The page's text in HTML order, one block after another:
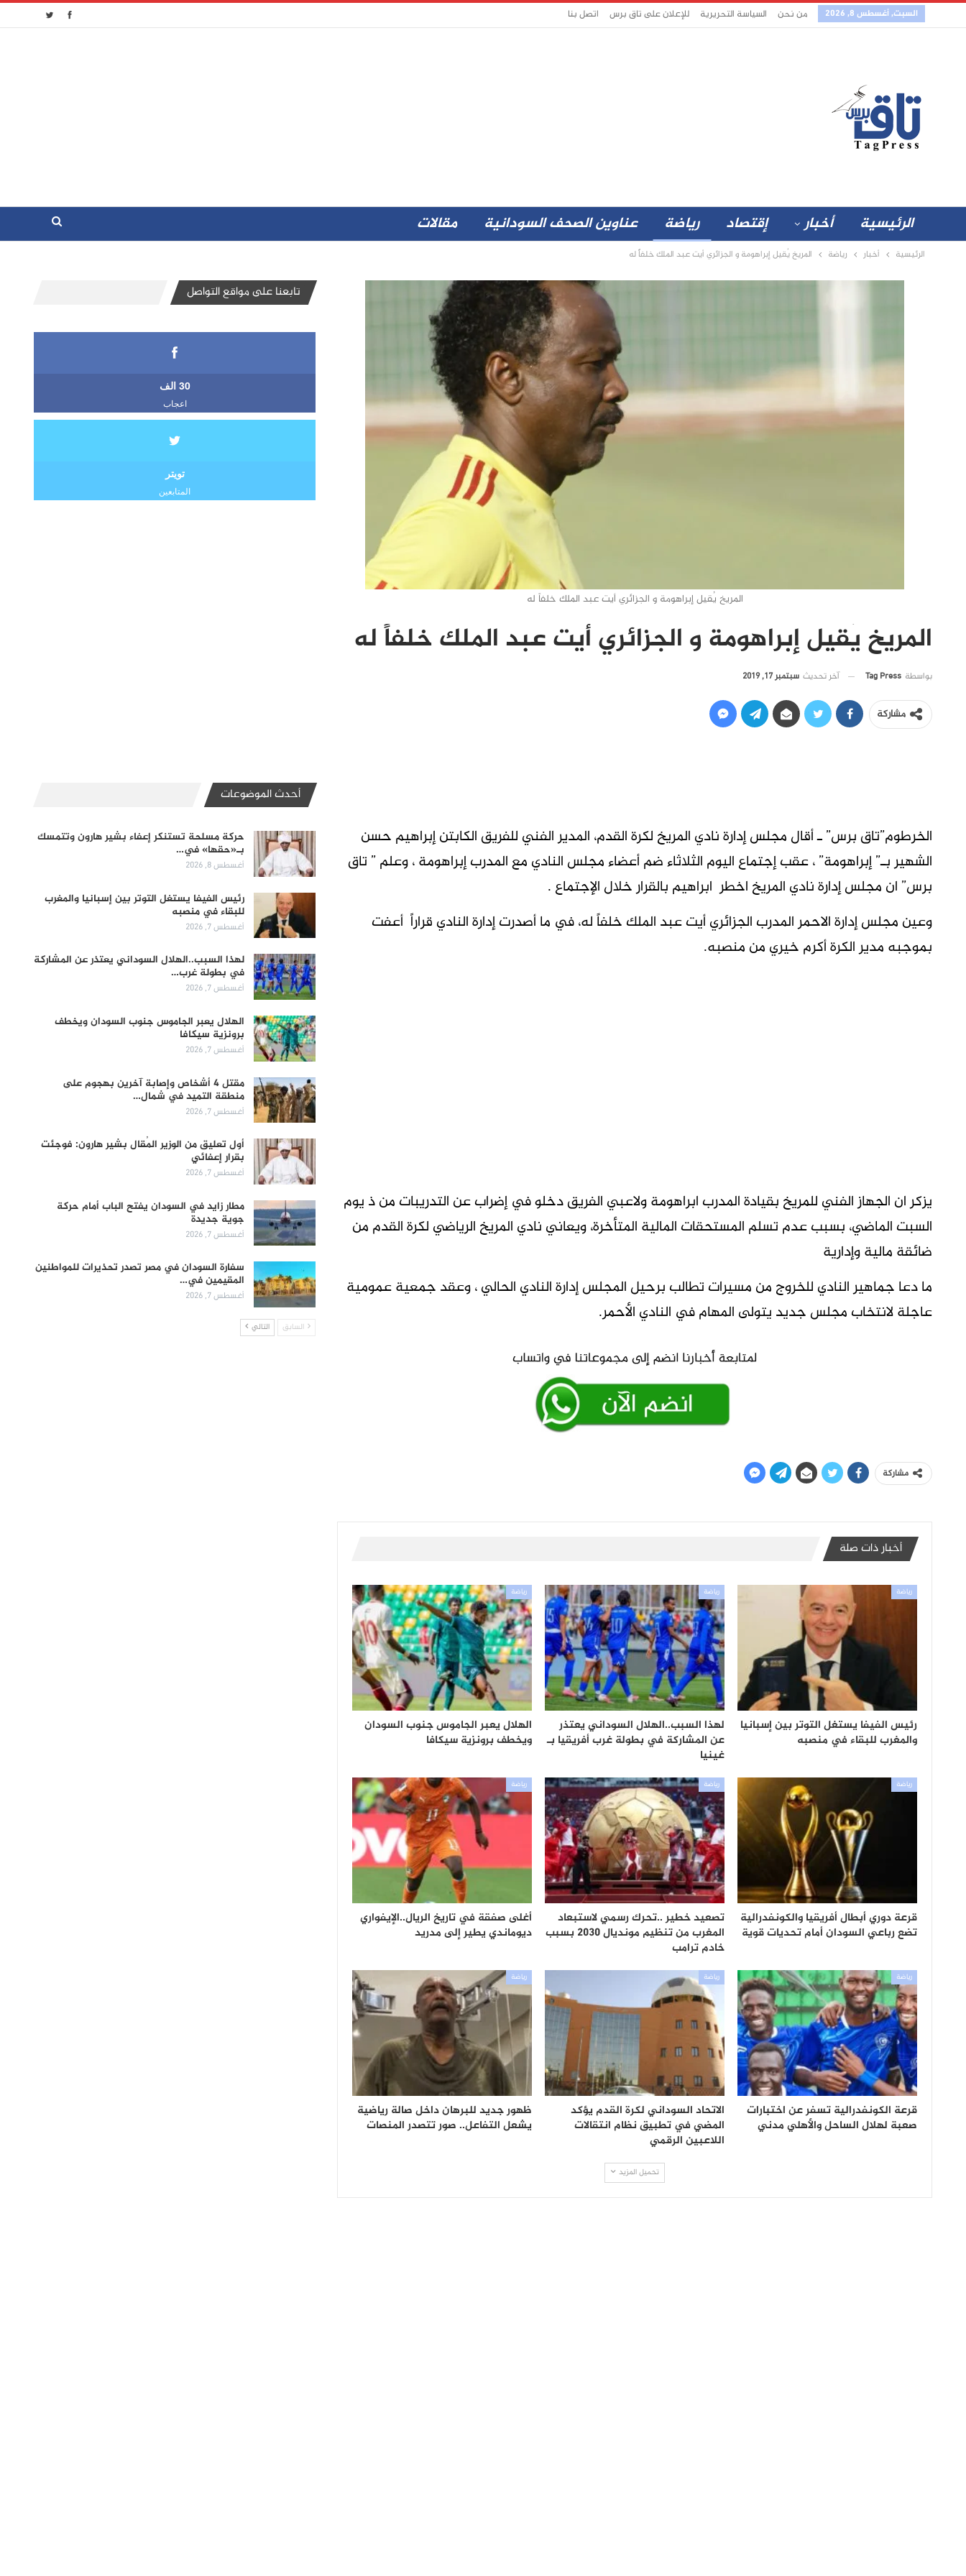
السبت, أغسطس 8, 2026 من نحن السياسة التحريرية للإعلان على تاق برس اتصل بنا
الرئيسية أخبار إقتصاد رياضة عناوين الصحف السودانية مقالات
الرئيسية أخبار رياضة المريخ يُقيل إبراهومة و الجزائري أيت عبد الملك خلفاً له
المريخ يُقيل إبراهومة و الجزائري أيت عبد الملك خلفاً له
المريخ يُقيل إبراهومة و الجزائري أيت عبد الملك خلفاً له
بواسطة Tag Press آخر تحديث سبتمبر 17, 2019
مشاركة
الخرطوم”تاق برس” ـ أقال مجلس إدارة نادي المريخ لكرة القدم، المدير الفني للفريق الكابتن إبراهيم حسن
الشهير بـ” إبراهومة” ، عقب إجتماع اليوم الثلاثاء ضم أعضاء مجلس النادي مع المدرب إبراهومة ، وعلم ” تاق
برس” ان مجلس إدارة نادي المريخ اخطر ابراهيم بالقرار خلال الإجتماع .
وعين مجلس إدارة الاحمر المدرب الجزائري أيت عبد الملك خلفاً له، في ما أصدرت إدارة النادي قراراً أعفت
بموجبه مدير الكرة أكرم خيري من منصبه.
يزكر ان الجهاز الفني للمريخ بقيادة المدرب ابراهومة ولاعبي الفريق دخلو في إضراب عن التدريبات من ذ يوم
السبت الماضي، بسبب عدم تسلم المستحقات المالية المتأخرة، ويعاني نادي المريخ الرياضي لكرة القدم من
ضائقة مالية وإدارية
ما دعا جماهير النادي للخروج من مسيرات تطالب برحيل المجلس إدارة النادي الحالي ، وعقد جمعية عمومية
عاجلة لانتخاب مجلس جديد يتولى المهام في النادي الأحمر.
مشاركة
أخبار ذات صلة
رياضة
رئيس الفيفا يستغل التوتر بين إسبانيا
والمغرب للبقاء في منصبه
رياضة
لهذا السبب..الهلال السوداني يعتذر
عن المشاركة في بطولة غرب أفريقيا بـ
غينيا
رياضة
الهلال يعبر الجاموس جنوب السودان
ويخطف برونزية سيكافا
رياضة
قرعة دوري أبطال أفريقيا والكونفدرالية
تضع رباعي السودان أمام تحديات قوية
رياضة
تصعيد خطير ..تحرك رسمي لاستبعاد
المغرب من تنظيم مونديال 2030 بسبب
خادم ترامب
رياضة
أغلى صفقة في تاريخ الريال..الإيفواري
ديوماندي يطير إلى مدريد
رياضة
قرعة الكونفدرالية تسفر عن اختبارات
صعبة لهلال الساحل والأهلي مدني
رياضة
الاتحاد السوداني لكرة القدم يؤكد
المضي في تطبيق نظام انتقالات
اللاعبين الرقمي
رياضة
ظهور جديد للبرهان داخل صالة رياضية
يشعل التفاعل.. صور تتصدر المنصات
تحميل المزيد
تابعنا على مواقع التواصل
30 الف
اعجاب
تويتر
المتابعين
أحدث الموضوعات
حركة مسلحة تستنكر إعفاء بشير هارون وتتمسك
بـ«حقها» في…
أغسطس 8, 2026
رئيس الفيفا يستغل التوتر بين إسبانيا والمغرب
للبقاء في منصبه
أغسطس 7, 2026
لهذا السبب..الهلال السوداني يعتذر عن المشاركة
في بطولة غرب…
أغسطس 7, 2026
الهلال يعبر الجاموس جنوب السودان ويخطف
برونزية سيكافا
أغسطس 7, 2026
مقتل 4 أشخاص وإصابة آخرين بهجوم على
منطقة التميد في شمال…
أغسطس 7, 2026
أول تعليق من الوزير المُقال بشير هارون: فوجئت
بقرار إعفائي
أغسطس 7, 2026
مطار زايد في السودان يفتح الباب أمام حركة
جوية جديدة
أغسطس 7, 2026
سفارة السودان في مصر تصدر تحذيرات للمواطنين
المقيمين في…
أغسطس 7, 2026
السابق التالي